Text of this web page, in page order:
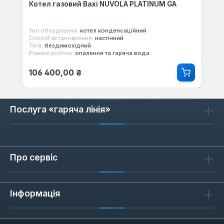
Котел газовий Baxi NUVOLA PLATINUM GA
Тип обладнання: котел конденсаційний
Спосіб встановлення: настінний
Тяга: бездимохідний
Режим роботи: опалення та гаряча вода
Звичайна ціна:
106 400,00 ₴
Послуга «гаряча лінія»
Про сервіс
Інформація